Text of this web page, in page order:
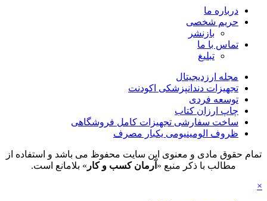
درباره ما
حریم شخصی
بازنشر
تماس با ما
تبلیغ
مجله ارزدیجیتال
تجهیزات دندانپزشکی اکودنت
توسعه فردی
چاپ ارزان کتاب
ساخت سفارشی تجهیزات کامل فروشگاهی
ظروف الومینیومی یکبار مصرف
تمام حقوق مادی و معنوی این سایت محفوظ می باشد و استفاده از
مطالب با ذکر منبع « آرمان کسب و کار » بلامانع است.
×